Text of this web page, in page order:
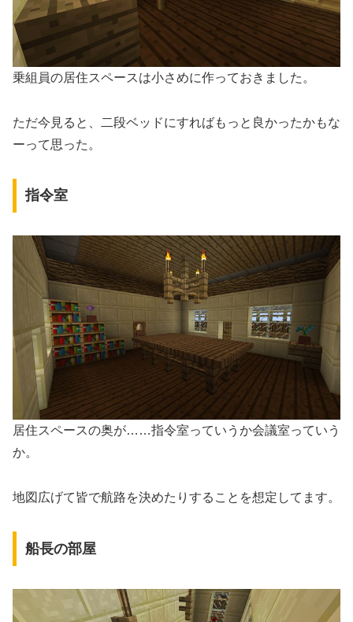
乗組員の居住スペースは小さめに作っておきました。
ただ今見ると、二段ベッドにすればもっと良かったかもな
ーって思った。
指令室
居住スペースの奥が……指令室っていうか会議室っていう
か。
地図広げて皆で航路を決めたりすることを想定してます。
船長の部屋